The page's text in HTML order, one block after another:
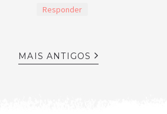
Responder
MAIS ANTIGOS